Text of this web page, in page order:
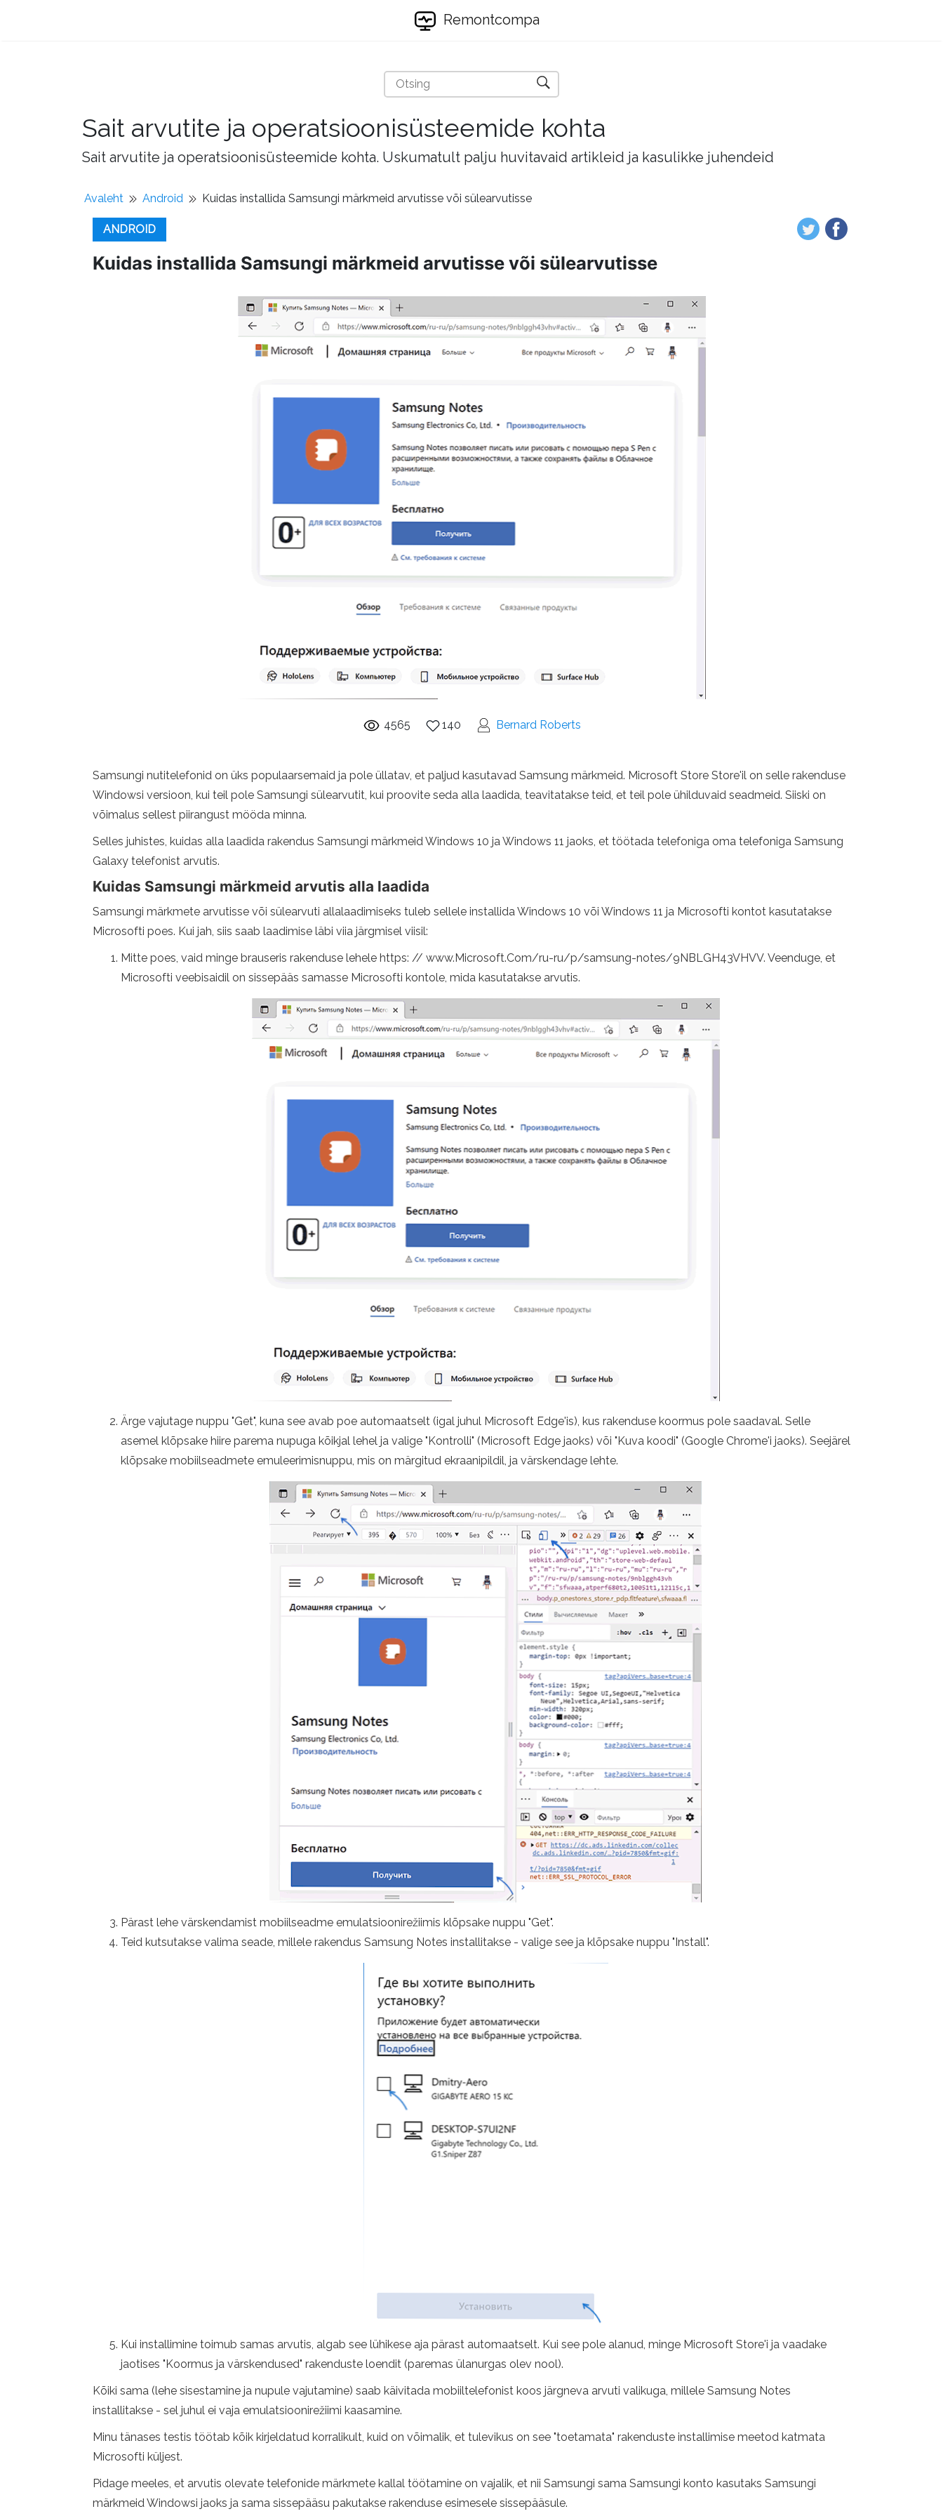
Remontcompa
Sait arvutite ja operatsioonisüsteemide kohta
Sait arvutite ja operatsioonisüsteemide kohta. Uskumatult palju huvitavaid artikleid ja kasulikke juhendeid
Avaleht Android Kuidas installida Samsungi märkmeid arvutisse või sülearvutisse
ANDROID
Kuidas installida Samsungi märkmeid arvutisse või sülearvutisse
4565 140 Bernard Roberts
Samsungi nutitelefonid on üks populaarsemaid ja pole üllatav, et paljud kasutavad Samsung märkmeid. Microsoft Store Store'il on selle rakenduse
Windowsi versioon, kui teil pole Samsungi sülearvutit, kui proovite seda alla laadida, teavitatakse teid, et teil pole ühilduvaid seadmeid. Siiski on
võimalus sellest piirangust mööda minna.
Selles juhistes, kuidas alla laadida rakendus Samsungi märkmeid Windows 10 ja Windows 11 jaoks, et töötada telefoniga oma telefoniga Samsung
Galaxy telefonist arvutis.
Kuidas Samsungi märkmeid arvutis alla laadida
Samsungi märkmete arvutisse või sülearvuti allalaadimiseks tuleb sellele installida Windows 10 või Windows 11 ja Microsofti kontot kasutatakse
Microsofti poes. Kui jah, siis saab laadimise läbi viia järgmisel viisil:
Mitte poes, vaid minge brauseris rakenduse lehele https: // www.Microsoft.Com/ru-ru/p/samsung-notes/9NBLGH43VHVV. Veenduge, et
Microsofti veebisaidil on sissepääs samasse Microsofti kontole, mida kasutatakse arvutis.
Ärge vajutage nuppu "Get", kuna see avab poe automaatselt (igal juhul Microsoft Edge'is), kus rakenduse koormus pole saadaval. Selle
asemel klõpsake hiire parema nupuga kõikjal lehel ja valige "Kontrolli" (Microsoft Edge jaoks) või "Kuva koodi" (Google Chrome'i jaoks). Seejärel
klõpsake mobiilseadmete emuleerimisnuppu, mis on märgitud ekraanipildil, ja värskendage lehte.
Pärast lehe värskendamist mobiilseadme emulatsioonirežiimis klõpsake nuppu "Get".
Teid kutsutakse valima seade, millele rakendus Samsung Notes installitakse - valige see ja klõpsake nuppu "Install".
Kui installimine toimub samas arvutis, algab see lühikese aja pärast automaatselt. Kui see pole alanud, minge Microsoft Store'i ja vaadake
jaotises "Koormus ja värskendused" rakenduste loendit (paremas ülanurgas olev nool).
Kõiki sama (lehe sisestamine ja nupule vajutamine) saab käivitada mobiiltelefonist koos järgneva arvuti valikuga, millele Samsung Notes
installitakse - sel juhul ei vaja emulatsioonirežiimi kaasamine.
Minu tänases testis töötab kõik kirjeldatud korralikult, kuid on võimalik, et tulevikus on see "toetamata" rakenduste installimise meetod katmata
Microsofti küljest.
Pidage meeles, et arvutis olevate telefonide märkmete kallal töötamine on vajalik, et nii Samsungi sama Samsungi konto kasutaks Samsungi
märkmeid Windowsi jaoks ja sama sissepääsu pakutakse rakenduse esimesele sissepääsule.